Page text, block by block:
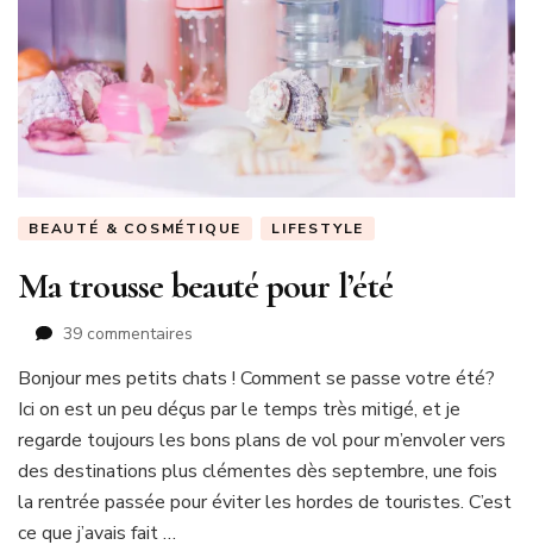
BEAUTÉ & COSMÉTIQUE LIFESTYLE
Ma trousse beauté pour l’été
39 commentaires
trousse
beauté
pour
Bonjour mes petits chats ! Comment se passe votre été?
Ici on est un peu déçus par le temps très mitigé, et je
regarde toujours les bons plans de vol pour m’envoler vers
des destinations plus clémentes dès septembre, une fois
la rentrée passée pour éviter les hordes de touristes. C’est
ce que j’avais fait …